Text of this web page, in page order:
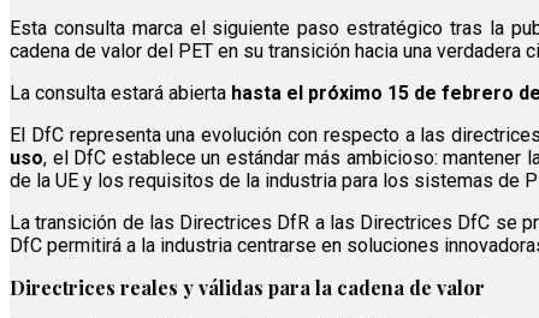
Esta consulta marca el siguiente paso estratégico tras la
cadena de valor del PET en su transición hacia una verdadera
La consulta estará abierta hasta el próximo 15 de febrero
El DfC representa una evolución con respecto a las
uso, el DfC establece un estándar más ambicioso: mantener
de la UE y los requisitos de la industria para los sistemas de
La transición de las Directrices DfR a las Directrices DfC se
DfC permitirá a la industria centrarse en soluciones
Directrices reales y válidas para la cadena de valor